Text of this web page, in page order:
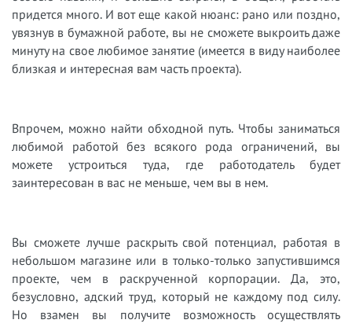
придется много. И вот еще какой нюанс: рано или поздно,
увязнув в бумажной работе, вы не сможете выкроить даже
минуту на свое любимое занятие (имеется в виду наиболее
близкая и интересная вам часть проекта).
Впрочем, можно найти обходной путь. Чтобы заниматься
любимой работой без всякого рода ограничений, вы
можете устроиться туда, где работодатель будет
заинтересован в вас не меньше, чем вы в нем.
Вы сможете лучше раскрыть свой потенциал, работая в
небольшом магазине или в только-только запустившимся
проекте, чем в раскрученной корпорации. Да, это,
безусловно, адский труд, который не каждому под силу.
Но взамен вы получите возможность осуществлять